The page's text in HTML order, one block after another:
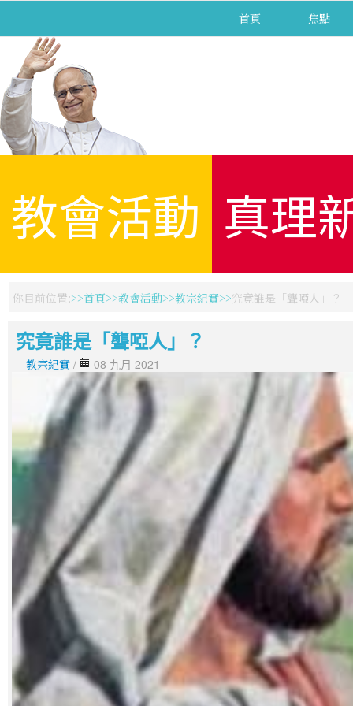
首頁 焦點
教會活動 真理
你目前位置: 首頁 教會活動 教宗紀實 究竟誰是「聾啞人」？
究竟誰是「聾啞人」？
教宗紀實 / 08 九月 2021